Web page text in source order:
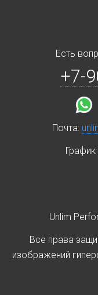
Есть
+7-
Почта:
Unlim
Все права
изображений